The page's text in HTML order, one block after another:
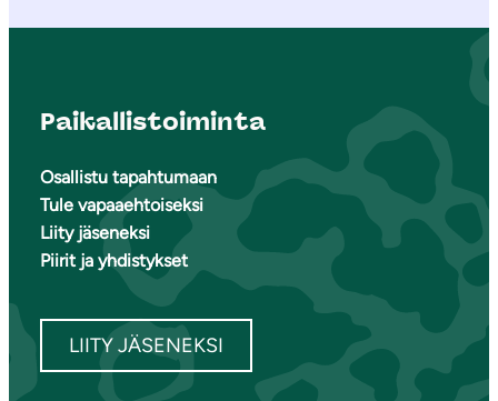
Paikallistoiminta
Osallistu tapahtumaan
Tule vapaaehtoiseksi
Liity jäseneksi
Piirit ja yhdistykset
LIITY JÄSENEKSI